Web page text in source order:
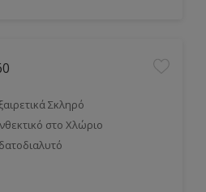
Σκληρό
στο Χλώριο